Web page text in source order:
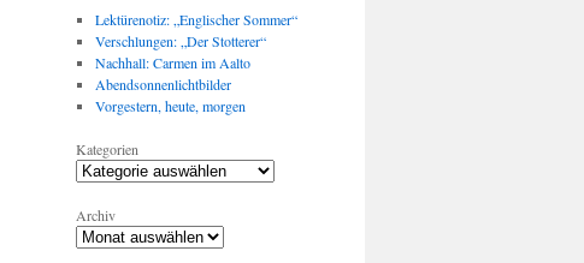
Lektürenotiz: „Englischer Sommer“
Verschlungen: „Der Stotterer“
Nachhall: Carmen im Aalto
Abendsonnenlichtbilder
Vorgestern, heute, morgen
Kategorien
Archiv